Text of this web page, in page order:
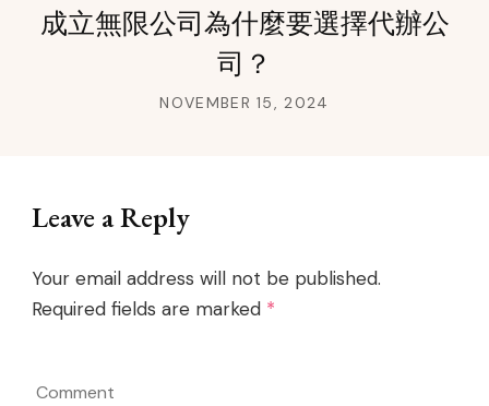
成立無限公司為什麼要選擇代辦公
司？
NOVEMBER 15, 2024
Leave a Reply
Your email address will not be published.
Required fields are marked *